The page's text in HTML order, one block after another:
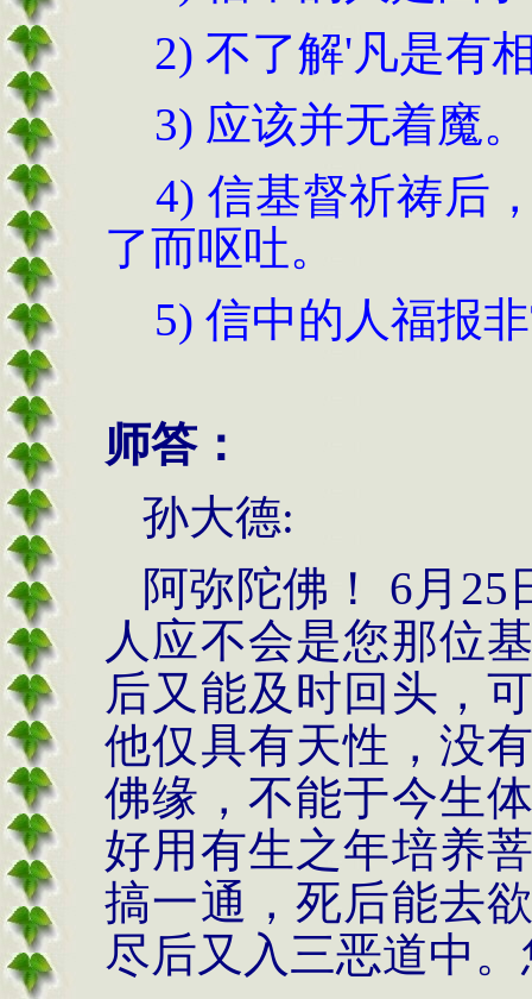
2) 不了解'凡是有
3) 应该并无着魔。
4) 信基督祈祷后
了而呕吐。
5) 信中的人福报
师答：
孙大德:
阿弥陀佛！
6月 25
人应不会是您那位
后又能及时回头，
他仅具有天性，没
佛缘，不能于今生
好用有生之年培养
搞一通，死后能去
尽后又入三恶道中